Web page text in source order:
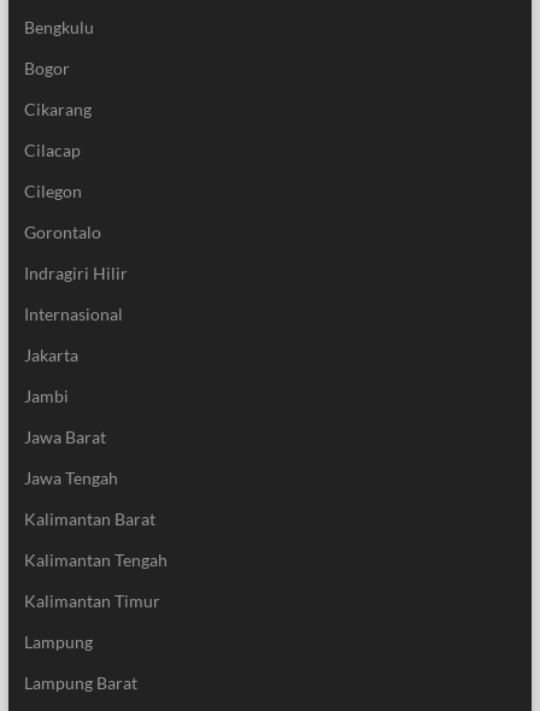
Bengkulu
Bogor
Cikarang
Cilacap
Cilegon
Gorontalo
Indragiri Hilir
Internasional
Jakarta
Jambi
Jawa Barat
Jawa Tengah
Kalimantan Barat
Kalimantan Tengah
Kalimantan Timur
Lampung
Lampung Barat